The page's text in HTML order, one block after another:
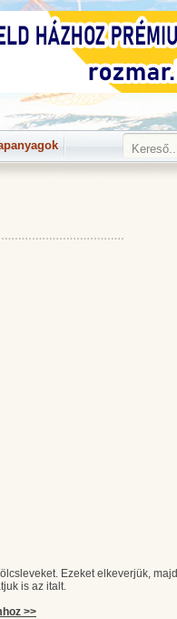
Ezeket elkeverjük, majd
is az italt.
>>